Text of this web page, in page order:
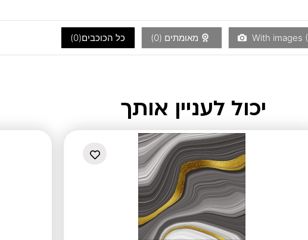
With images ( מאומתים (0
) כל הכוכבים(0
)
יכול לעניין אותך